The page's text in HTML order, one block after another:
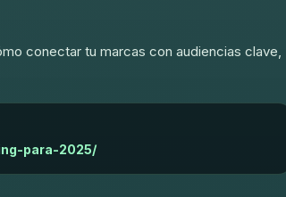
conectar tu marcas con audiencias clave,
para-2025/